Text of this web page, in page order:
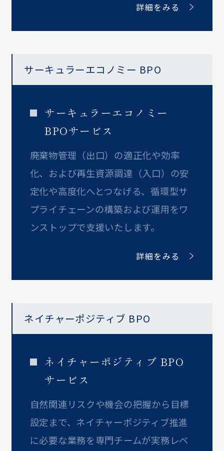
詳細をみる
サーキュラーエコノミー BPO
サーキュラーエコノミー
BPOサービス
廃棄物管理（出口）の適正化や効率
化、および再生資源調達（入口）の安
定化や高度化へとつなげる、循環型サ
プライチェーンの構築および運用をワ
ンストップで支援いたします。
詳細をみる
ネイチャーポジティブ BPO
ネイチャーポジティブ BPO
サービス
自然関連リスクや機会の把握から目標
設定まで、ネイチャーポジティブ推進
に必要な業務を専門チームが実務レベ